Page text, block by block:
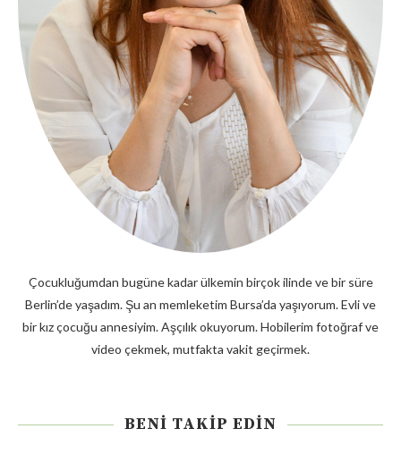
Çocukluğumdan bugüne kadar ülkemin birçok ilinde ve bir süre
Berlin’de yaşadım. Şu an memleketim Bursa’da yaşıyorum. Evli ve
bir kız çocuğu annesiyim. Aşçılık okuyorum. Hobilerim fotoğraf ve
video çekmek, mutfakta vakit geçirmek.
BENI TAKIP EDIN